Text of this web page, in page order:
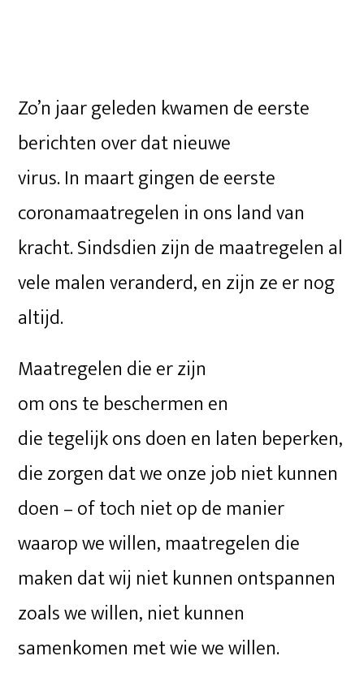
Zo’n jaar geleden kwamen de eerste
berichten over dat nieuwe
virus. In maart gingen de eerste
coronamaatregelen in ons land van
kracht. Sindsdien zijn de maatregelen al
vele malen veranderd, en zijn ze er nog
altijd.
Maatregelen die er zijn
om ons te beschermen en
die tegelijk ons doen en laten beperken,
die zorgen dat we onze job niet kunnen
doen – of toch niet op de manier
waarop we willen, maatregelen die
maken dat wij niet kunnen ontspannen
zoals we willen, niet kunnen
samenkomen met wie we willen.